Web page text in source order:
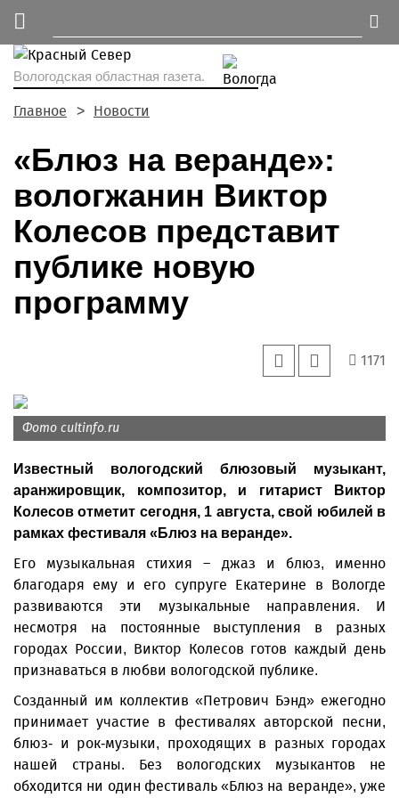
Вологодская областная газета.
Главное Новости
«Блюз на веранде»:
вологжанин Виктор
Колесов представит
публике новую
программу
1171
Фото cultinfo.ru
Известный вологодский блюзовый музыкант,
аранжировщик, композитор, и гитарист Виктор
Колесов отметит сегодня, 1 августа, свой юбилей в
рамках фестиваля «Блюз на веранде».
Его музыкальная стихия – джаз и блюз, именно
благодаря ему и его супруге Екатерине в Вологде
развиваются эти музыкальные направления. И
несмотря на постоянные выступления в разных
городах России, Виктор Колесов готов каждый день
признаваться в любви вологодской публике.
Созданный им коллектив «Петрович Бэнд» ежегодно
принимает участие в фестивалях авторской песни,
блюз- и рок-музыки, проходящих в разных городах
нашей страны. Без вологодских музыкантов не
обходится ни один фестиваль «Блюз на веранде», уже